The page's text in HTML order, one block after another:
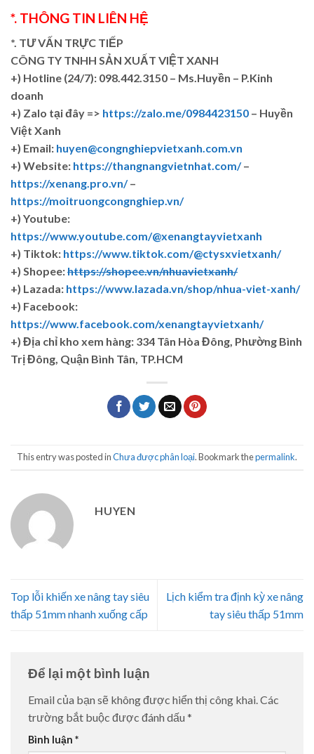
*. THÔNG TIN LIÊN HỆ
*. TƯ VẤN TRỰC TIẾP
CÔNG TY TNHH SẢN XUẤT VIỆT XANH
+) Hotline (24/7): 098.442.3150 – Ms.Huyền – P.Kinh
doanh
+) Zalo tại đây => https://zalo.me/0984423150 – Huyền
Việt Xanh
+) Email: huyen@congnghiepvietxanh.com.vn
+) Website: https://thangnangvietnhat.com/–
https://xenang.pro.vn/–
https://moitruongcongnghiep.vn/
+) Youtube:
https://www.youtube.com/@xenangtayvietxanh
+) Tiktok: https://www.tiktok.com/@ctysxvietxanh/
+) Shopee:https://shopee.vn/nhuavietxanh/
+) Lazada: https://www.lazada.vn/shop/nhua-viet-xanh/
+) Facebook:
https://www.facebook.com/xenangtayvietxanh/
+) Địa chỉ kho xem hàng: 334 Tân Hòa Đông, Phường Bình
Trị Đông, Quận Bình Tân, TP.HCM
This entry was posted inChưa được phân loại. Bookmark thepermalink.
HUYEN
Top lỗi khiến xe nâng tay siêu
thấp 51mm nhanh xuống cấp
Lịch kiểm tra định kỳ xe nâng
tay siêu thấp 51mm
Để lại một bình luận
Email của bạn sẽ không được hiển thị công khai. Các
trường bắt buộc được đánh dấu *
Bình luận *